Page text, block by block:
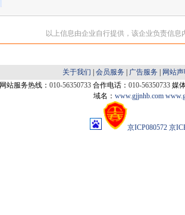
以上信息由企业自行提供，该企业负责信
关于我们 会员服务 广告服务
网站
网站服务热线： 010-56350733 合作电话： 010-56350733 媒
域名： www.gjjnhb.com
京ICP080572 京